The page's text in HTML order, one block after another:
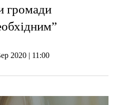
громади
2020 | 11:00